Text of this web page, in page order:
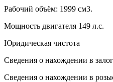
Рабочий объём: 1999 см3.
Мощность двигателя 149 л.с.
Юридическая чистота
Сведения о нахождении в
Сведения о нахождении в